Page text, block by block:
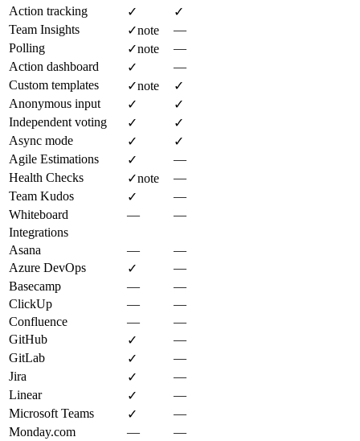
Action tracking ✓
✓
Team Insights
✓note
—
Polling
✓note
—
Action dashboard
✓
—
Custom templates
✓note
✓
Anonymous input
✓
✓
Independent voting
✓
✓
Async mode
✓
✓
Agile Estimations
✓
—
Health Checks
✓note
—
Team Kudos
✓
—
Whiteboard
—
—
Integrations
Asana
—
—
Azure DevOps
✓
—
Basecamp
—
—
ClickUp
—
—
Confluence
—
—
GitHub
✓
—
GitLab
✓
—
Jira
✓
—
Linear
✓
—
Microsoft Teams
✓
—
Monday.com
—
—